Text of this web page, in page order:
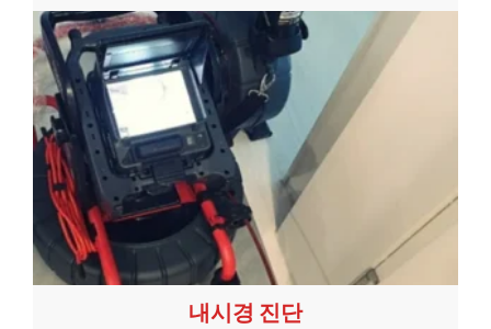
내시경 진단